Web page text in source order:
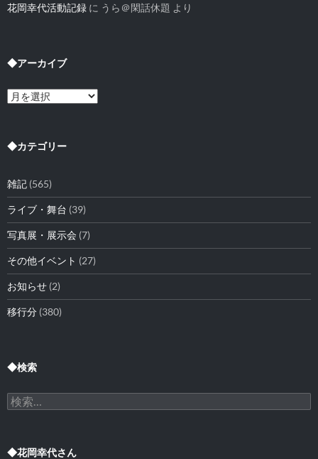
花岡幸代活動記録 に うら＠閑話休題 より
◆アーカイブ
◆
ア
イ
◆カテゴリー
雑記 (565)
ライブ・舞台 (39)
写真展・展示会 (7)
その他イベント (27)
お知らせ (2)
移行分 (380)
◆検索
検
索:
◆花岡幸代さん